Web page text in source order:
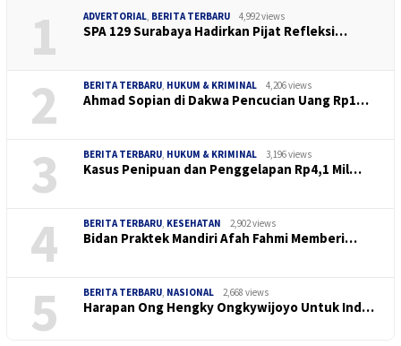
1 ADVERTORIAL, BERITA TERBARU 4,992 views
SPA 129 Surabaya Hadirkan Pijat Refleksi…
2 BERITA TERBARU, HUKUM & KRIMINAL 4,206 views
Ahmad Sopian di Dakwa Pencucian Uang Rp1…
3 BERITA TERBARU, HUKUM & KRIMINAL 3,196 views
Kasus Penipuan dan Penggelapan Rp4,1 Mil…
4 BERITA TERBARU, KESEHATAN 2,902 views
Bidan Praktek Mandiri Afah Fahmi Memberi…
5 BERITA TERBARU, NASIONAL 2,668 views
Harapan Ong Hengky Ongkywijoyo Untuk Ind…